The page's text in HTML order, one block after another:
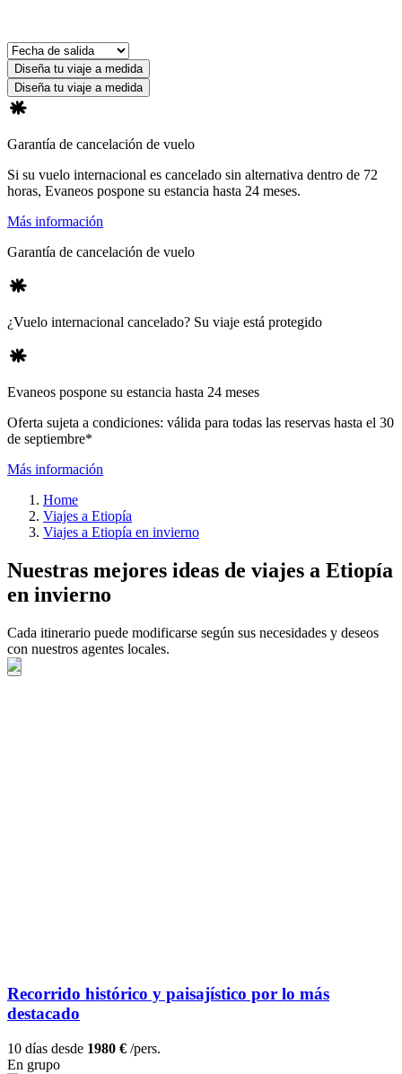
Diseña tu viaje a medida
Diseña tu viaje a medida
Garantía de cancelación de vuelo
Si su vuelo internacional es cancelado sin alternativa dentro de 72
horas, Evaneos pospone su estancia hasta 24 meses.
Más información
Garantía de cancelación de vuelo
¿Vuelo internacional cancelado? Su viaje está protegido
Evaneos pospone su estancia hasta 24 meses
Oferta sujeta a condiciones: válida para todas las reservas hasta el 30
de septiembre*
Más información
Home
Viajes a Etiopía
Viajes a Etiopía en invierno
Nuestras mejores ideas de viajes a Etiopía
en invierno
Cada itinerario puede modificarse según sus necesidades y deseos
con nuestros agentes locales.
Recorrido histórico y paisajístico por lo más
destacado
10 días desde 1980 € /pers.
En grupo